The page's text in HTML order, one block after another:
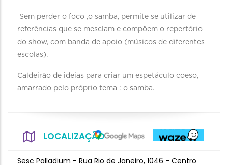
Sem perder o foco ,o samba, permite se utilizar de
referências que se mesclam e compõem o repertório
do show, com banda de apoio (músicos de diferentes
escolas).
Caldeirão de ideias para criar um espetáculo coeso,
amarrado pelo próprio tema : o samba.
LOCALIZAÇÃO
Sesc Palladium - Rua Rio de Janeiro, 1046 - Centro